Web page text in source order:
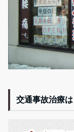
交通事故治療